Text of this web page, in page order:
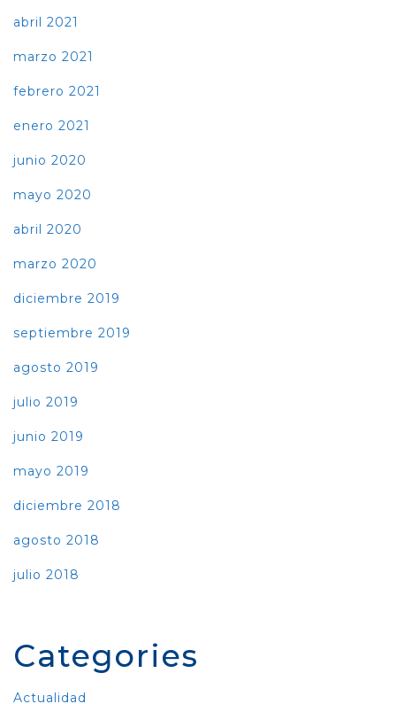
abril 2021
marzo 2021
febrero 2021
enero 2021
junio 2020
mayo 2020
abril 2020
marzo 2020
diciembre 2019
septiembre 2019
agosto 2019
julio 2019
junio 2019
mayo 2019
diciembre 2018
agosto 2018
julio 2018
Categories
Actualidad